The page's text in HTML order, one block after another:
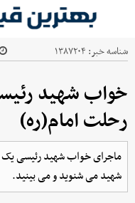
شناسه خبر: ۱۳۸۷۲۰۴
خواب شهید
رحلت امام(ره)
ماجرای خواب شهید رئیسی یک
شهید می شنوید و می بینید.